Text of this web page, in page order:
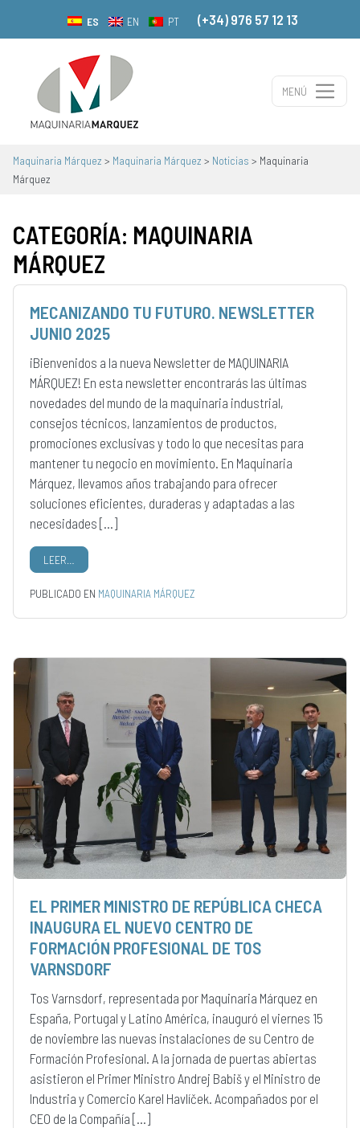
ES EN PT (+34) 976 57 12 13
Navegación principal
MENÚ
Maquinaria Márquez > Maquinaria Márquez > Noticias > Maquinaria
Márquez
CATEGORÍA: MAQUINARIA
MÁRQUEZ
MECANIZANDO TU FUTURO. NEWSLETTER
JUNIO 2025
¡Bienvenidos a la nueva Newsletter de MAQUINARIA
MÁRQUEZ! En esta newsletter encontrarás las últimas
novedades del mundo de la maquinaria industrial,
consejos técnicos, lanzamientos de productos,
promociones exclusivas y todo lo que necesitas para
mantener tu negocio en movimiento. En Maquinaria
Márquez, llevamos años trabajando para ofrecer
soluciones eficientes, duraderas y adaptadas a las
necesidades […]
LEER…
PUBLICADO EN MAQUINARIA MÁRQUEZ
EL PRIMER MINISTRO DE REPÚBLICA CHECA
INAUGURA EL NUEVO CENTRO DE
FORMACIÓN PROFESIONAL DE TOS
VARNSDORF
Tos Varnsdorf, representada por Maquinaria Márquez en
España, Portugal y Latino América, inauguró el viernes 15
de noviembre las nuevas instalaciones de su Centro de
Formación Profesional. A la jornada de puertas abiertas
asistieron el Primer Ministro Andrej Babiš y el Ministro de
Industria y Comercio Karel Havlíček. Acompañados por el
CEO de la Compañía […]